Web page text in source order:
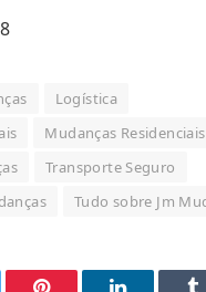
Logística
Mudanças Residenciais
Transporte Seguro
Tudo sobre Jm